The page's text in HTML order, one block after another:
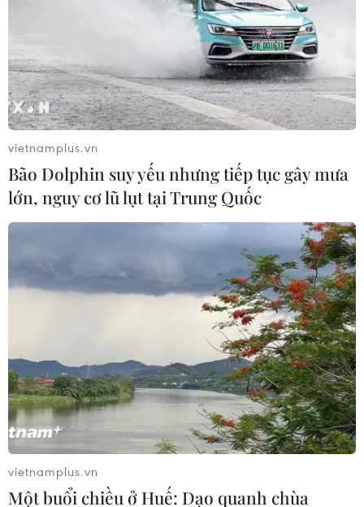
Singapore tiếp tục truy vết, khoanh vùng,
Theo chuyên gia Alex Cook, Phó trưởng khoa nghiên
cứu trường Y tế cộng đồng Saw Swee Hock, hệ số Rt thể
hiện mức độ lây lan của virus ở thời điểm hiện tại, tăng
lên và giảm xuống.
vietnamplus.vn
Bão Dolphin suy yếu nhưng tiếp tục gây mưa
lớn, nguy cơ lũ lụt tại Trung Quốc
vietnamplus.vn
Một buổi chiều ở Huế: Dạo quanh chùa